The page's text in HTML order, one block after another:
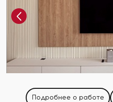
Подробнее о работе